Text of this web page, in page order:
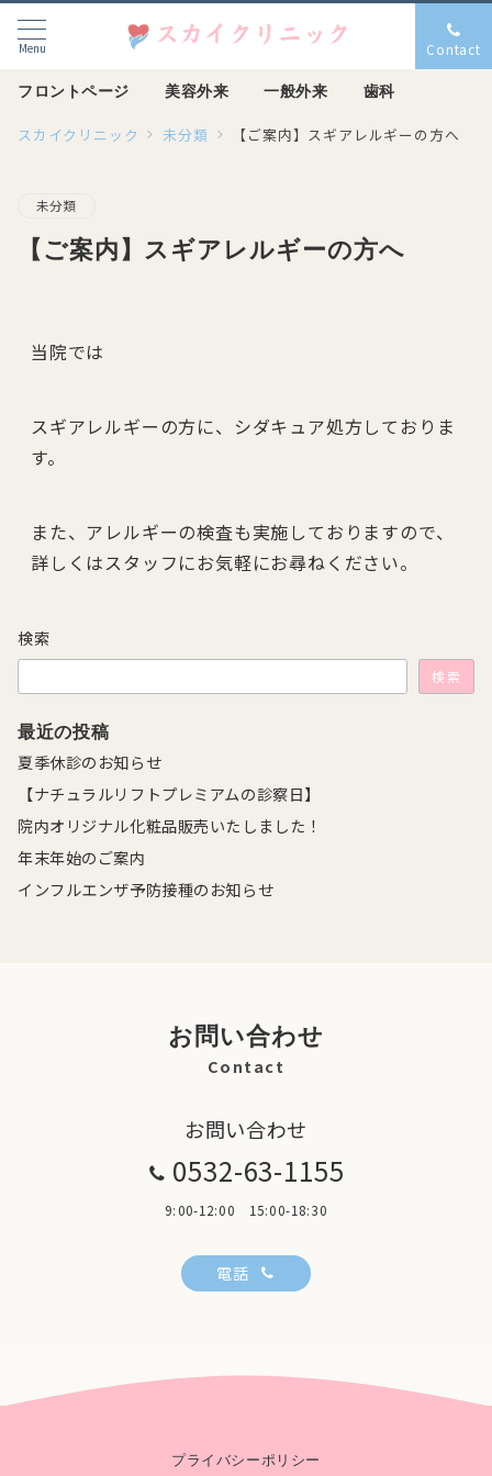
Menu Contact
フロントページ 美容外来 一般外来 歯科
スカイクリニック 未分類 【ご案内】スギアレルギーの方へ
未分類
【ご案内】スギアレルギーの方へ
当院では
スギアレルギーの方に、シダキュア処方しておりま
す。
また、アレルギーの検査も実施しておりますので、
詳しくはスタッフにお気軽にお尋ねください。
検索
検索
最近の投稿
夏季休診のお知らせ
【ナチュラルリフトプレミアムの診察日】
院内オリジナル化粧品販売いたしました！
年末年始のご案内
インフルエンザ予防接種のお知らせ
お問い合わせ
Contact
お問い合わせ
0532-63-1155
9:00-12:00 15:00-18:30
電話
プライバシーポリシー